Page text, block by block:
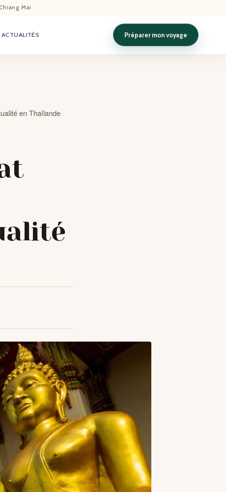
Mai
ACTUALITÉS Préparer mon voyage
en Thaïlande